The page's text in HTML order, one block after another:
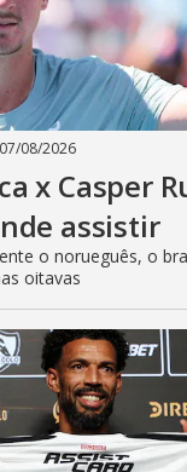
07/08/2026
x Casper
assistir
o norueguês, o
oitavas